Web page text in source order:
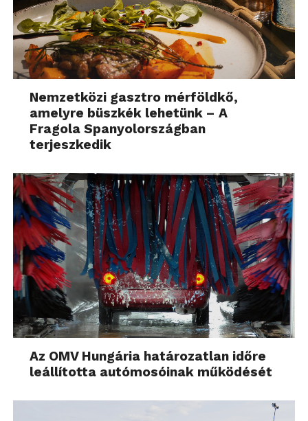
Nemzetközi gasztro mérföldkő,
amelyre büszkék lehetünk – A
Fragola Spanyolországban
terjeszkedik
Az OMV Hungária határozatlan időre
leállította autómosóinak működését